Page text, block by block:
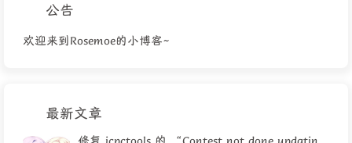
公告
欢迎来到Rosemoe的小博客~
最新文章